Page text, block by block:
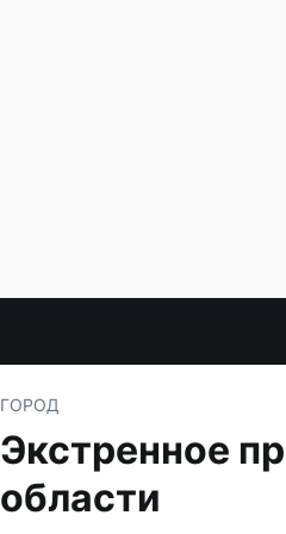
ГОРОД
Экстренное
области